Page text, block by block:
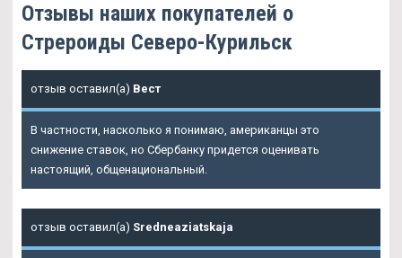
Отзывы наших покупателей о
Стрероиды Северо-Курильск
отзыв оставил(а) Вест
В частности, насколько я понимаю, американцы это
снижение ставок, но Сбербанку придется оценивать
настоящий, общенациональный.
отзыв оставил(а) Sredneaziatskaja